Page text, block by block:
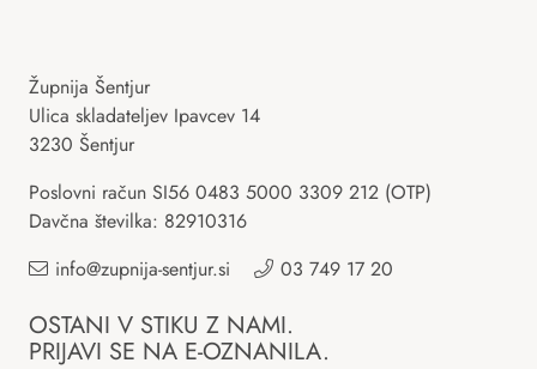
Župnija Šentjur
Ulica skladateljev Ipavcev 14
3230 Šentjur
Poslovni račun SI56 0483 5000 3309 212 (OTP)
Davčna številka: 82910316
info@zupnija-sentjur.si
03 749 17 20
OSTANI V STIKU Z NAMI.
PRIJAVI SE NA E-OZNANILA.